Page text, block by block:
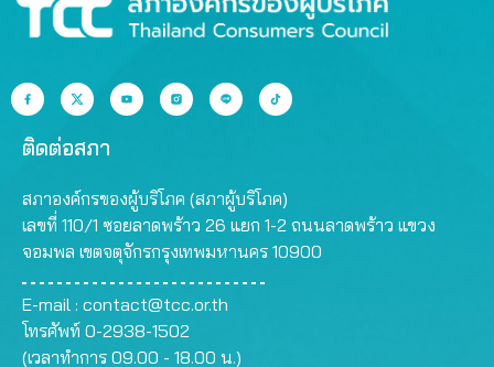
ติดต่อสภา
สภาองค์กรของผู้บริโภค (สภาผู้บริโภค)
เลขที่ 110/1 ซอยลาดพร้าว 26 แยก 1-2 ถนนลาดพร้าว แขวง
จอมพล เขตจตุจักรกรุงเทพมหานคร 10900
E-mail : contact@tcc.or.th
โทรศัพท์ 0-2938-1502
(เวลาทำการ 09.00 - 18.00 น.)